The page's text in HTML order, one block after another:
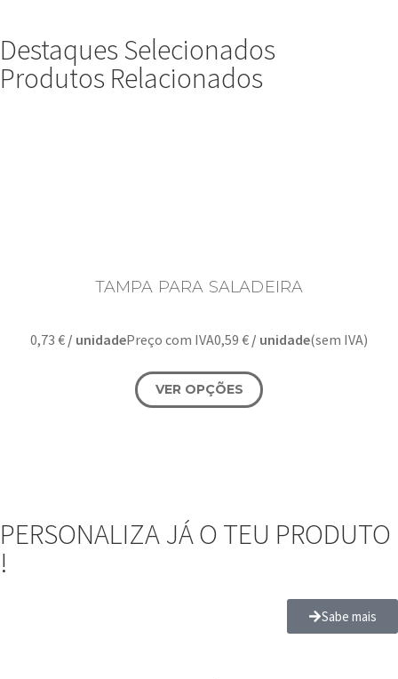
Destaques Selecionados
Produtos Relacionados
TAMPA PARA SALADEIRA
0,73 € / unidadePreço com IVA0,59 € / unidade(sem IVA)
VER OPÇÕES
PERSONALIZA JÁ O TEU PRODUTO
!
Sabe mais